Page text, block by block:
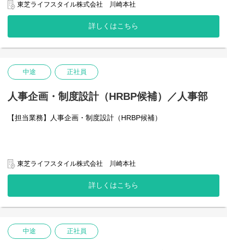
・時間外手当の算出、手当支給の精査
・勤務管理
・生命保険や財形貯蓄等の福利厚生の業務
・従業員からの給与や勤務取扱い等の問合せ対応
東芝ライフスタイル株式会社 川崎本社
詳しくはこちら
中途 正社員
人事企画・制度設計（HRBP候補）／人事部
【担当業務】人事企画・制度設計（HRBP候補）
・人事異動、昇進・昇格の調整及び取り纏め
・月齢給与、賞与、昇給査定等全般
東芝ライフスタイル株式会社 川崎本社
詳しくはこちら
中途 正社員